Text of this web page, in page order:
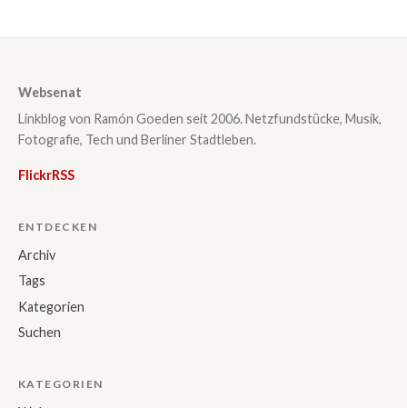
Websenat
Linkblog von Ramón Goeden seit 2006. Netzfundstücke, Musik,
Fotografie, Tech und Berliner Stadtleben.
FlickrRSS
ENTDECKEN
Archiv
Tags
Kategorien
Suchen
KATEGORIEN